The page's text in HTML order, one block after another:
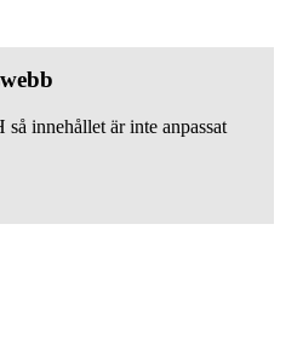
innehållet är inte anpassat